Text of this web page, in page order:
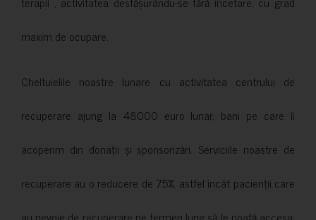
maxim de ocupare.
Cheltuielile noastre lunare cu activitatea centrului de
recuperare ajung la 48000 euro lunar, bani pe care îi
acoperim din donații și sponsorizări. Serviciile noastre de
recuperare au o reducere de 75%, astfel încât pacienții care